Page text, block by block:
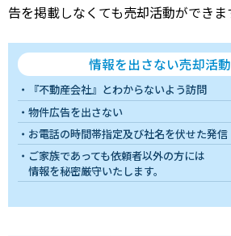
告を掲載しなくても売却活動ができま
情報を出さない売却活
『不動産会社』とわからないよう訪問
物件広告を出さない
お電話の時間帯指定及び社名を伏せた発信
ご家族であっても依頼者以外の方には
情報を秘密厳守いたします。